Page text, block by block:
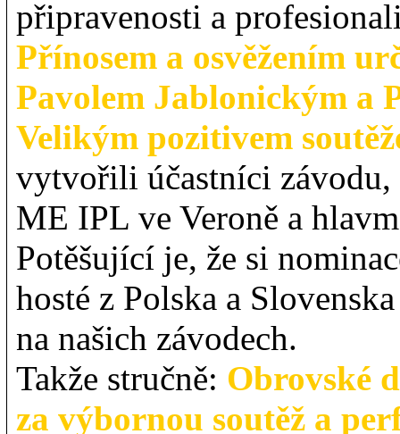
připravenosti a
Přínosem a osvěžením
Pavolem Jablonickým a
Velikým pozitivem
vytvořili účastníci závodu,
ME IPL ve Veroně a
Potěšující je, že si
hosté z Polska a
na našich závodech.
Takže stručně: Obrovské
za výbornou soutěž a